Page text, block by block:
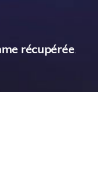
récupérée.